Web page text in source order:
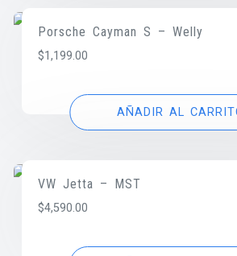
Porsche Cayman S – Welly
$1,199.00
AÑADIR AL
VW Jetta – MST
$4,590.00